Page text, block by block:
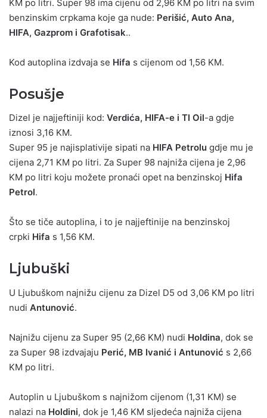
KM po litri. Super 98 ima cijenu od 2,96 KM po litri na svim
benzinskim crpkama koje ga nude: Perišić, Auto Ana,
HIFA, Gazprom i Grafotisak..
Kod autoplina izdvaja se Hifa s cijenom od 1,56 KM.
Posušje
Dizel je najjeftiniji kod: Verdića, HIFA-e i TI Oil-a gdje
iznosi 3,16 KM.
Super 95 je najisplativije sipati na HIFA Petrolu gdje mu je
cijena 2,71 KM po litri. Za Super 98 najniža cijena je 2,96
KM po litri koju možete pronaći opet na benzinskoj Hifa
Petrol.
Što se tiče autoplina, i to je najjeftinije na benzinskoj
crpki Hifa s 1,56 KM.
Ljubuški
U Ljubuškom najnižu cijenu za Dizel D5 od 3,06 KM po litri
nudi Antunović.
Najnižu cijenu za Super 95 (2,66 KM) nudi Holdina, dok se
za Super 98 izdvajaju Perić, MB Ivanić i Antunović s 2,66
KM po litri.
Autoplin u Ljubuškom s najnižom cijenom (1,31 KM) se
nalazi na Holdini, dok je 1,46 KM sljedeća najniža cijena